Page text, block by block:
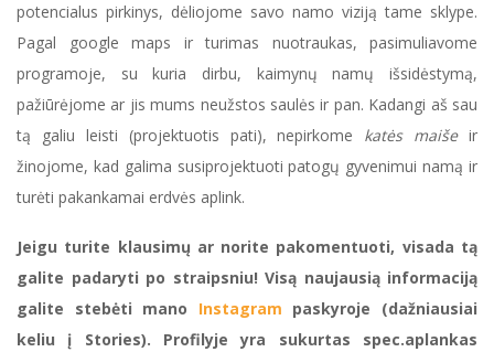
potencialus pirkinys, dėliojome savo namo viziją tame sklype.
Pagal google maps ir turimas nuotraukas, pasimuliavome
programoje, su kuria dirbu, kaimynų namų išsidėstymą,
pažiūrėjome ar jis mums neužstos saulės ir pan. Kadangi aš sau
tą galiu leisti (projektuotis pati), nepirkome katės maišeir
žinojome, kad galima susiprojektuoti patogų gyvenimui namą ir
turėti pakankamai erdvės aplink.
Jeigu turite klausimų ar norite pakomentuoti, visada tą
galite padaryti po straipsniu! Visą naujausią informaciją
galite stebėti mano Instagram paskyroje (dažniausiai
keliu į Stories). Profilyje yra sukurtas spec.aplankas